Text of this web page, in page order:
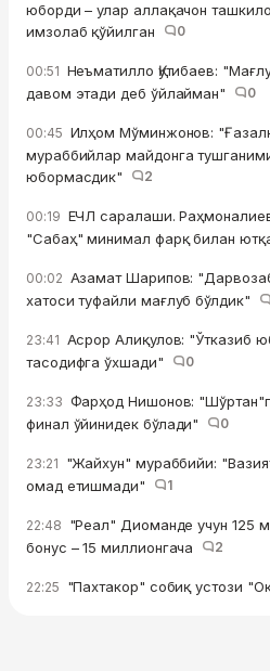
юборди – улар аллақачон
имзолаб қўйилган
0
00:51 Неъматилло Қутибаев:
давом этади деб ўйлайман"
0
00:45 Илҳом Мўминжонов:
мураббийлар майдонга
юбормасдик"
2
00:19 ЕЧЛ саралаши.
"Сабаҳ" минимал фарқ билан
00:02 Азамат Шарипов:
хатоси туфайли мағлуб бўлдик"
23:41 Асрор Алиқулов: "Ўтказиб
тасодифга ўхшади"
0
23:33 Фарҳод Нишонов:
финал ўйинидек бўлади"
0
23:21 "Жайхун" мураббийи:
омад етишмади"
1
22:48 "Реал" Диоманде учун 125
бонус – 15 миллионгача
2
22:25 "Пахтакор" собиқ устози